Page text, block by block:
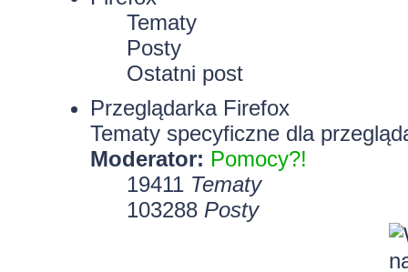
Tematy
Posty
Ostatni post
Przeglądarka Firefox
Tematy specyficzne dla
Moderator: Pomocy?!
19411 Tematy
103288 Posty